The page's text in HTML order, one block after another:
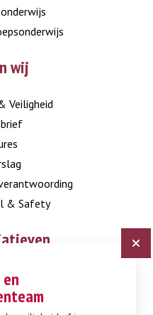
wij
Veiligheid
& Safety